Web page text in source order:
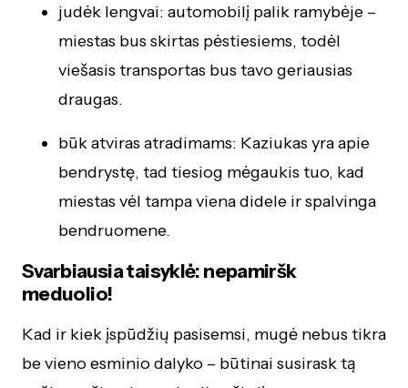
judėk lengvai: automobilį palik ramybėje –
miestas bus skirtas pėstiesiems, todėl
viešasis transportas bus tavo geriausias
draugas.
būk atviras atradimams: Kaziukas yra apie
bendrystę, tad tiesiog mėgaukis tuo, kad
miestas vėl tampa viena didele ir spalvinga
bendruomene.
Svarbiausia taisyklė: nepamiršk
meduolio!
Kad ir kiek įspūdžių pasisemsi, mugė nebus tikra
be vieno esminio dalyko – būtinai susirask tą